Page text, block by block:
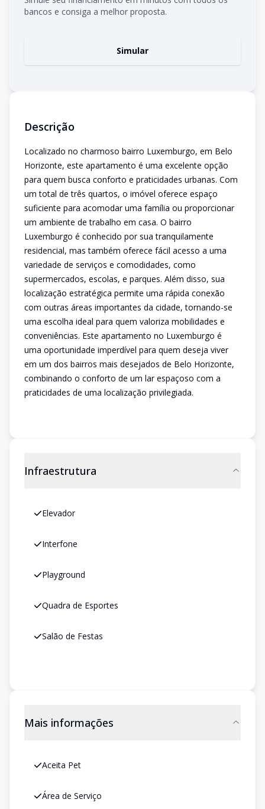
bancos e consiga a melhor proposta.
Simular
Descrição
Localizado no charmoso bairro Luxemburgo, em Belo
Horizonte, este apartamento é uma excelente opção
para quem busca conforto e praticidades urbanas. Com
um total de três quartos, o imóvel oferece espaço
suficiente para acomodar uma família ou proporcionar
um ambiente de trabalho em casa. O bairro
Luxemburgo é conhecido por sua tranquilamente
residencial, mas também oferece fácil acesso a uma
variedade de serviços e comodidades, como
supermercados, escolas, e parques. Além disso, sua
localização estratégica permite uma rápida conexão
com outras áreas importantes da cidade, tornando-se
uma escolha ideal para quem valoriza mobilidades e
conveniências. Este apartamento no Luxemburgo é
uma oportunidade imperdível para quem deseja viver
em um dos bairros mais desejados de Belo Horizonte,
combinando o conforto de um lar espaçoso com a
praticidades de uma localização privilegiada.
Infraestrutura
Elevador
Interfone
Playground
Quadra de Esportes
Salão de Festas
Mais informações
Aceita Pet
Área de Serviço